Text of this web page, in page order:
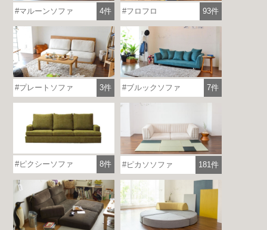
マルーンソファ 4件 フロフロ 93件
プレートソファ 3件 ブルックソファ 7件
ピクシーソファ 8件 ピカソソファ 181件